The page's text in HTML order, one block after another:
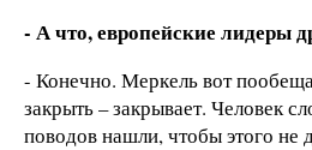
- А что, европейские лидеры
- Конечно. Меркель вот
закрыть – закрывает. Человек
поводов нашли, чтобы этого не